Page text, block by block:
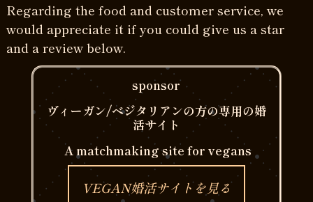
Regarding the food and customer service, we
would appreciate it if you could give us a star
and a review below.
sponsor
ヴィーガン/ベジタリアンの方の専用の婚
活サイト
A matchmaking site for vegans
VEGAN婚活サイトを見る